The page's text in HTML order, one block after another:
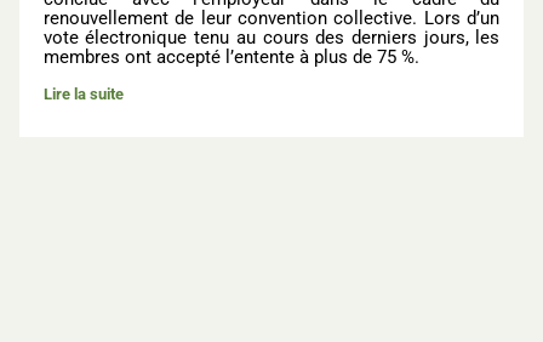
renouvellement de leur convention collective. Lors d’un
vote électronique tenu au cours des derniers jours, les
membres ont accepté l’entente à plus de 75 %.
Lire la suite